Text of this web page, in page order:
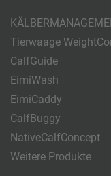
Tierwaage
CalfGuide
EimiWash
EimiCaddy
CalfBuggy
NativeCalfConcept
Weitere Produkte